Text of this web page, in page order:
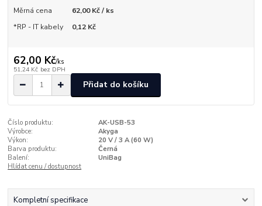
Měrná cena
62,00 Kč / ks
*RP - IT kabely
0,12 Kč
62,00 Kč/ks
51,24 Kč bez DPH
Přidat do košíku
Číslo produktu:
AK-USB-53
Výrobce:
Akyga
Výkon:
20 V / 3 A (60 W)
Barva produktu:
Černá
Balení:
UniBag
Hlídat cenu / dostupnost
Kompletní specifikace